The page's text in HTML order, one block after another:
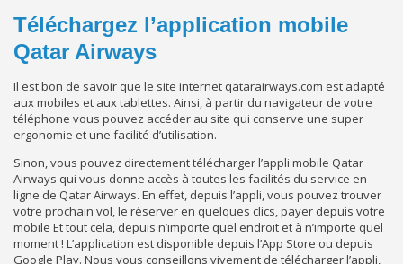
Téléchargez l’application mobile
Qatar Airways
Il est bon de savoir que le site internet qatarairways.com est adapté
aux mobiles et aux tablettes. Ainsi, à partir du navigateur de votre
téléphone vous pouvez accéder au site qui conserve une super
ergonomie et une facilité d’utilisation.
Sinon, vous pouvez directement télécharger l’appli mobile Qatar
Airways qui vous donne accès à toutes les facilités du service en
ligne de Qatar Airways. En effet, depuis l’appli, vous pouvez trouver
votre prochain vol, le réserver en quelques clics, payer depuis votre
mobile Et tout cela, depuis n’importe quel endroit et à n’importe quel
moment ! L’application est disponible depuis l’App Store ou depuis
Google Play. Nous vous conseillons vivement de télécharger l’appli,